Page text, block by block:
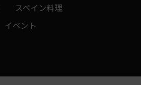
スペイン料理
イベント